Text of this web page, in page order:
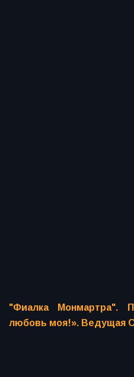
"Фиалка Монмартра".
любовь моя!». Ведущая